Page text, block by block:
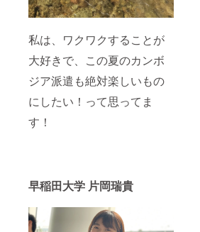
私は、ワクワクすることが
大好きで、この夏のカンボ
ジア派遣も絶対楽しいもの
にしたい！って思ってま
す！
早稲田大学 片岡瑞貴